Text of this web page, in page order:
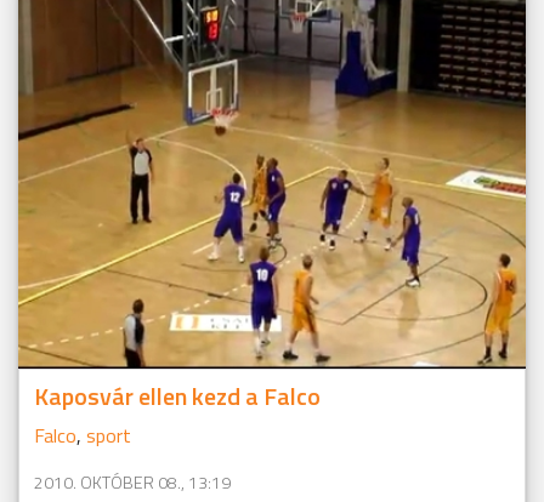
Kaposvár ellen kezd a Falco
Falco, sport
2010. OKTÓBER 08., 13:19